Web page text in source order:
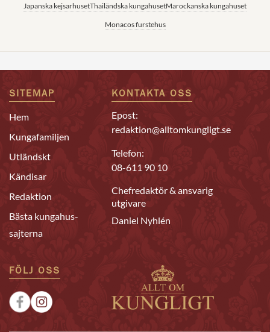
Japanska kejsarhusetThailändska kungahusetMarockanska kungahuset
Monacos furstehus
SITEMAP
Hem
Kungafamiljen
Utländskt
Kändisar
Redaktion
Bästa kungahus-
sajterna
KONTAKTA OSS
Epost:
redaktion@alltomkungligt.se
Telefon:
08-611 90 10
Chefredaktör & ansvarig
utgivare
Daniel Nyhlén
FÖLJ OSS